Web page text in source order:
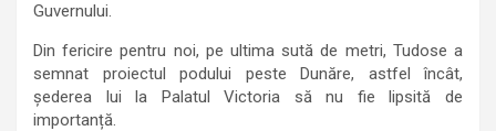
Guvernului.
Din fericire pentru noi, pe ultima sută de metri, Tudose a
semnat proiectul podului peste Dunăre, astfel încât,
șederea lui la Palatul Victoria să nu fie lipsită de
importanță.